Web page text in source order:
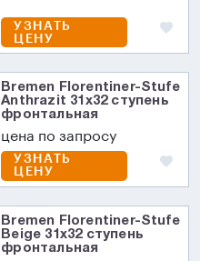
УЗНАТЬ
ЦЕНУ
Bremen Florentiner-Stufe
Anthrazit 31х32 ступень
фронтальная
цена по запросу
УЗНАТЬ
ЦЕНУ
Bremen Florentiner-Stufe
Beige 31х32 ступень
фронтальная